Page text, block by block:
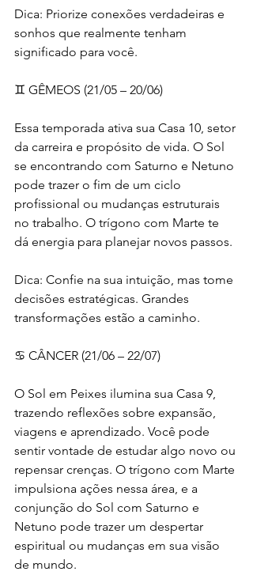
Dica: Priorize conexões verdadeiras e
sonhos que realmente tenham
significado para você.
♊ GÊMEOS (21/05 – 20/06)
Essa temporada ativa sua Casa 10, setor
da carreira e propósito de vida. O Sol
se encontrando com Saturno e Netuno
pode trazer o fim de um ciclo
profissional ou mudanças estruturais
no trabalho. O trígono com Marte te
dá energia para planejar novos passos.
Dica: Confie na sua intuição, mas tome
decisões estratégicas. Grandes
transformações estão a caminho.
♋ CÂNCER (21/06 – 22/07)
O Sol em Peixes ilumina sua Casa 9,
trazendo reflexões sobre expansão,
viagens e aprendizado. Você pode
sentir vontade de estudar algo novo ou
repensar crenças. O trígono com Marte
impulsiona ações nessa área, e a
conjunção do Sol com Saturno e
Netuno pode trazer um despertar
espiritual ou mudanças em sua visão
de mundo.